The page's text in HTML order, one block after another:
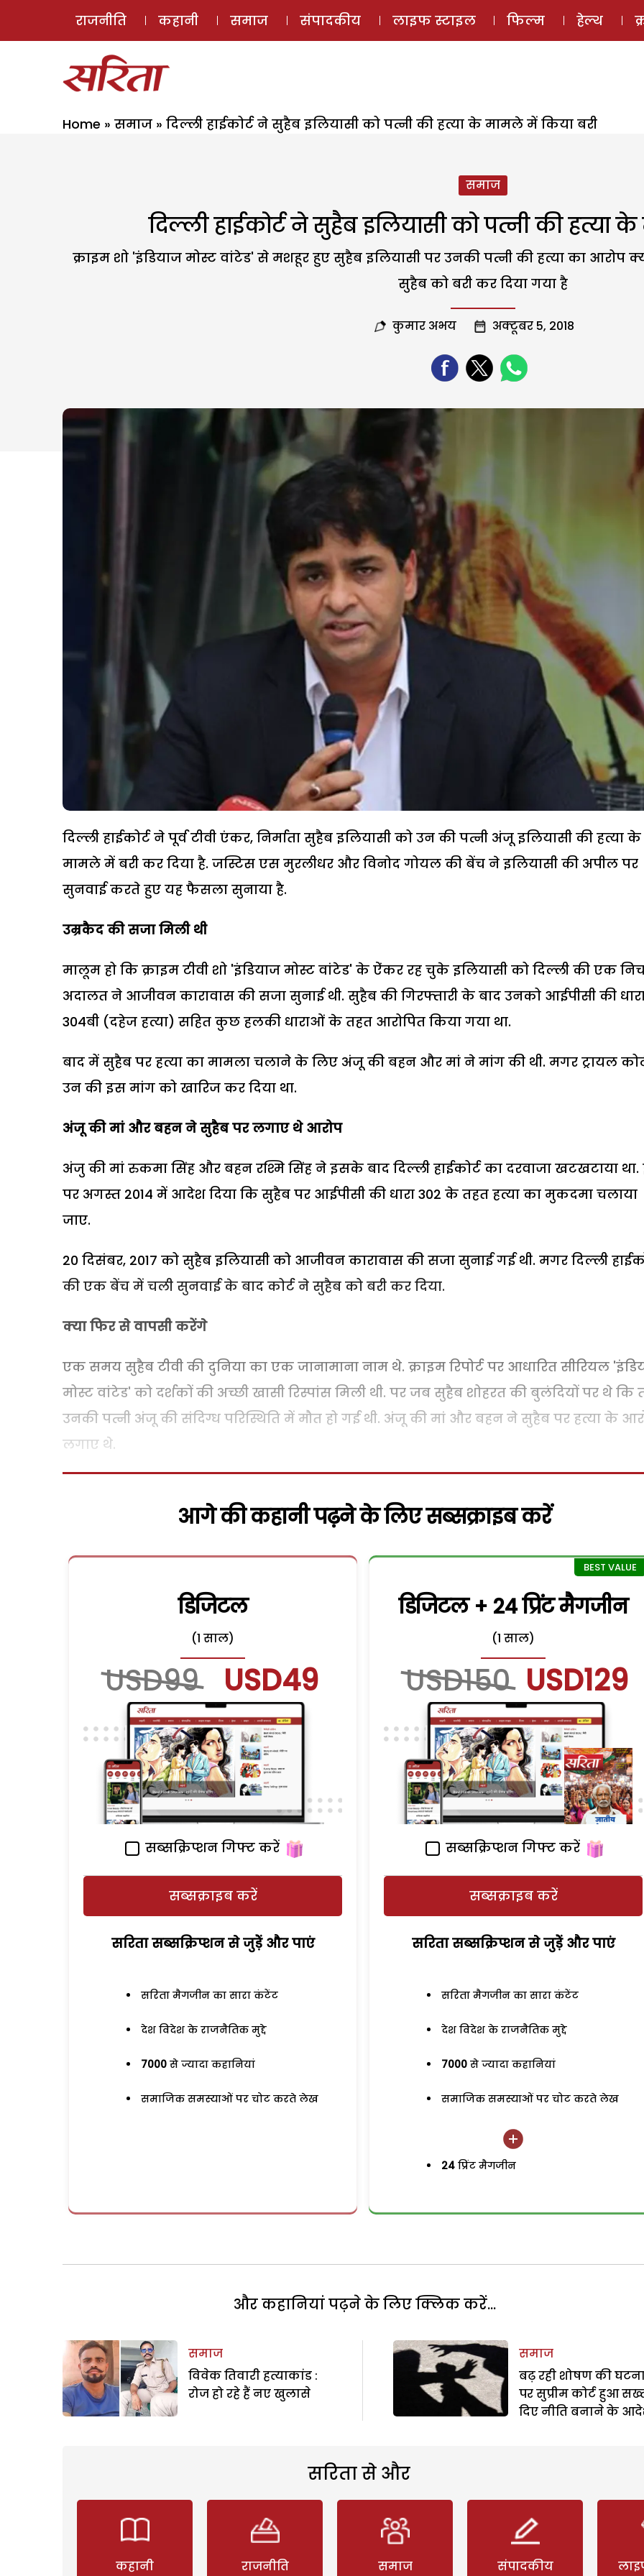
ई-मैगज़ीन
राजनीति कहानी समाज संपादकीय लाइफ स्टाइल फिल्म हेल्थ
Home » समाज » दिल्ली हाईकोर्ट ने सुहैब इलियासी को पत्नी की हत्या के मामले में किया बरी
समाज
दिल्ली हाईकोर्ट ने सुहैब इलियासी को पत्नी की हत्या
क्राइम शो 'इंडियाज मोस्ट वांटेड' से मशहूर हुए सुहैब इलियासी पर उनकी पत्नी की हत्या का आरोप
सुहैब को बरी कर दिया गया है
कुमार अभय अक्टूबर 5, 2018
दिल्ली हाईकोर्ट ने पूर्व टीवी एंकर, निर्माता सुहैब इलियासी को उन की पत्नी अंजू इलियासी की हत्या के
मामले में बरी कर दिया है. जस्टिस एस मुरलीधर और विनोद गोयल की बेंच ने इलियासी की अपील पर
सुनवाई करते हुए यह फैसला सुनाया है.
उम्रकैद की सजा मिली थी
मालूम हो कि क्राइम टीवी शो 'इंडियाज मोस्ट वांटेड' के ऐंकर रह चुके इलियासी को दिल्ली की एक
अदालत ने आजीवन कारावास की सजा सुनाई थी. सुहैब की गिरफ्तारी के बाद उनको आईपीसी की
304बी (दहेज हत्या) सहित कुछ हलकी धाराओं के तहत आरोपित किया गया था.
बाद में सुहैब पर हत्या का मामला चलाने के लिए अंजू की बहन और मां ने मांग की थी. मगर ट्रायल
उन की इस मांग को खारिज कर दिया था.
अंजू की मां और बहन ने सुहैब पर लगाए थे आरोप
अंजु की मां रुकमा सिंह और बहन रश्मि सिंह ने इसके बाद दिल्ली हाईकोर्ट का दरवाजा खटखटाया
पर अगस्त 2014 में आदेश दिया कि सुहैब पर आईपीसी की धारा 302 के तहत हत्या का मुकदमा चलाया
जाए.
20 दिसंबर, 2017 को सुहैब इलियासी को आजीवन कारावास की सजा सुनाई गई थी. मगर दिल्ली
की एक बेंच में चली सुनवाई के बाद कोर्ट ने सुहैब को बरी कर दिया.
क्या फिर से वापसी करेंगे
एक समय सुहैब टीवी की दुनिया का एक जानामाना नाम थे. क्राइम रिपोर्ट पर आधारित सीरियल
मोस्ट वांटेड' को दर्शकों की अच्छी खासी रिस्पांस मिली थी. पर जब सुहैब शोहरत की बुलंदियों पर थे कि
उनकी पत्नी अंजू की संदिग्ध परिस्थिति में मौत हो गई थी. अंजू की मां और बहन ने सुहैब पर हत्या के
लगाए थे.
आगे की कहानी पढ़ने के लिए सब्सक्राइब करें
डिजिटल
(1 साल)
USD99 USD49
सब्सक्रिप्शन गिफ्ट करें
सब्सक्राइब करें
सरिता सब्सक्रिप्शन से जुड़ेें और पाएं
सरिता मैगजीन का सारा कंटेंट
देश विदेश के राजनैतिक मुद्दे
7000 से ज्यादा कहानियां
समाजिक समस्याओं पर चोट करते लेख
डिजिटल + 24 प्रिंट मैगजीन
(1 साल)
USD150 USD129
सब्सक्रिप्शन गिफ्ट करें
सब्सक्राइब करें
सरिता सब्सक्रिप्शन से जुड़ेें और पाएं
सरिता मैगजीन का सारा कंटेंट
देश विदेश के राजनैतिक मुद्दे
7000 से ज्यादा कहानियां
समाजिक समस्याओं पर चोट करते लेख
24 प्रिंट मैगजीन
और कहानियां पढ़ने के लिए क्लिक करें...
समाज
विवेक तिवारी हत्याकांड :
रोज हो रहे हैं नए खुलासे
समाज
बढ़ रही शोषण की
पर सुप्रीम कोर्ट हुआ
दिए नीति बनाने के
सरिता से और
कहानी राजनीति समाज संपादकीय